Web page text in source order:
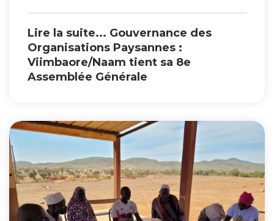
Lire la suite... Gouvernance des
Organisations Paysannes :
Viimbaore/Naam tient sa 8e
Assemblée Générale